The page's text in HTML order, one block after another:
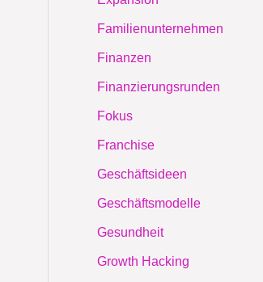
Familienunternehmen
Finanzen
Finanzierungsrunden
Fokus
Franchise
Geschäftsideen
Geschäftsmodelle
Gesundheit
Growth Hacking